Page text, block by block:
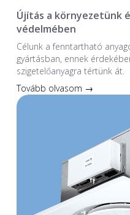
Újítás a környezetünk
védelmében
Célunk a fenntartható
gyártásban, ennek
szigetelőanyagra tértünk át.
Tovább olvasom →